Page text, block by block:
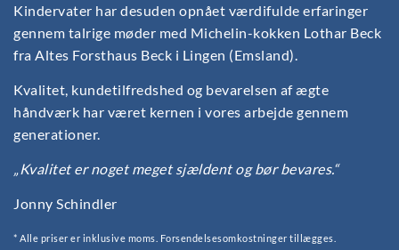
Kindervater har desuden opnået værdifulde erfaringer
gennem talrige møder med Michelin-kokken Lothar Beck
fra Altes Forsthaus Beck i Lingen (Emsland).
Kvalitet, kundetilfredshed og bevarelsen af ægte
håndværk har været kernen i vores arbejde gennem
generationer.
„Kvalitet er noget meget sjældent og bør bevares.“
Jonny Schindler
* Alle priser er inklusive moms. Forsendelsesomkostninger tillægges.